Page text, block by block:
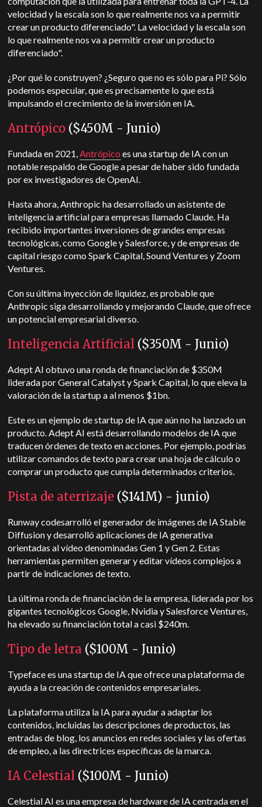
velocidad y la escala son lo que realmente nos va a permitir
crear un producto diferenciado". La velocidad y la escala son
lo que realmente nos va a permitir crear un producto
diferenciado".
¿Por qué lo construyen? ¿Seguro que no es sólo para Pi? Sólo
podemos especular, que es precisamente lo que está
impulsando el crecimiento de la inversión en IA.
Antrópico ($450M - Junio)
Fundada en 2021,Antrópico es una startup de IA con un
notable respaldo de Google a pesar de haber sido fundada
por ex investigadores de OpenAI.
Hasta ahora, Anthropic ha desarrollado un asistente de
inteligencia artificial para empresas llamado Claude. Ha
recibido importantes inversiones de grandes empresas
tecnológicas, como Google y Salesforce, y de empresas de
capital riesgo como Spark Capital, Sound Ventures y Zoom
Ventures.
Con su última inyección de liquidez, es probable que
Anthropic siga desarrollando y mejorando Claude, que ofrece
un potencial empresarial diverso.
Inteligencia Artificial ($350M - Junio)
Adept AI obtuvo una ronda de financiación de $350M
liderada por General Catalyst y Spark Capital, lo que eleva la
valoración de la startup a al menos $1bn.
Este es un ejemplo de startup de IA que aún no ha lanzado un
producto. Adept AI está desarrollando modelos de IA que
traducen órdenes de texto en acciones. Por ejemplo, podrías
utilizar comandos de texto para crear una hoja de cálculo o
comprar un producto que cumpla determinados criterios.
Pista de aterrizaje ($141M) - junio)
Runway codesarrolló el generador de imágenes de IA Stable
Diffusion y desarrolló aplicaciones de IA generativa
orientadas al vídeo denominadas Gen 1 y Gen 2. Estas
herramientas permiten generar y editar vídeos complejos a
partir de indicaciones de texto.
La última ronda de financiación de la empresa, liderada por los
gigantes tecnológicos Google, Nvidia y Salesforce Ventures,
ha elevado su financiación total a casi $240m.
Tipo de letra ($100M - Junio)
Typeface es una startup de IA que ofrece una plataforma de
ayuda a la creación de contenidos empresariales.
La plataforma utiliza la IA para ayudar a adaptar los
contenidos, incluidas las descripciones de productos, las
entradas de blog, los anuncios en redes sociales y las ofertas
de empleo, a las directrices específicas de la marca.
IA Celestial ($100M - Junio)
Celestial AI es una empresa de hardware de IA centrada en el